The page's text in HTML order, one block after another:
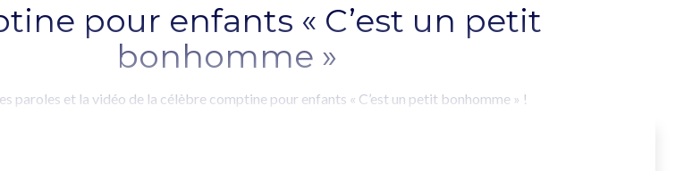
pour enfants « C’est un petit
bonhomme »
paroles et la vidéo de la célèbre comptine pour enfants « C’est un petit bonhomme » !